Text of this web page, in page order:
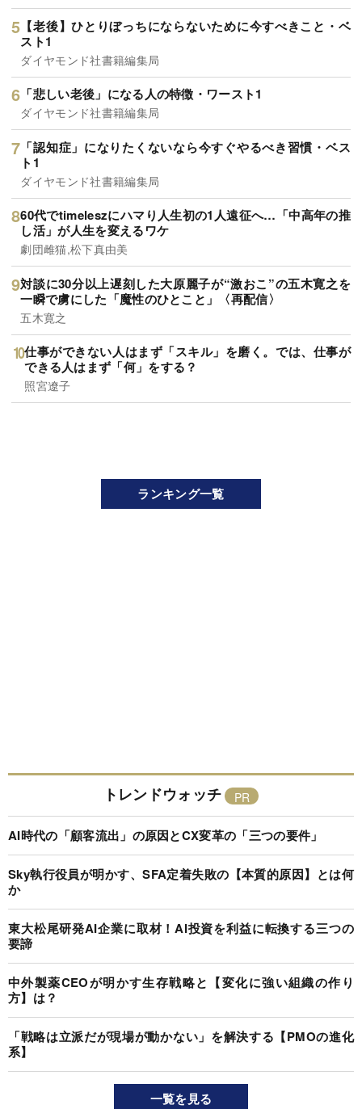
【老後】ひとりぼっちにならないために今すべきこと・ベ
スト1
ダイヤモンド社書籍編集局
「悲しい老後」になる人の特徴・ワースト1
ダイヤモンド社書籍編集局
「認知症」になりたくないなら今すぐやるべき習慣・ベス
ト1
ダイヤモンド社書籍編集局
60代でtimeleszにハマり人生初の1人遠征へ…「中高年の推
し活」が人生を変えるワケ
劇団雌猫,松下真由美
対談に30分以上遅刻した大原麗子が“激おこ”の五木寛之を
一瞬で虜にした「魔性のひとこと」〈再配信〉
五木寛之
仕事ができない人はまず「スキル」を磨く。では、仕事が
できる人はまず「何」をする？
照宮遼子
ランキング一覧
トレンドウォッチ
AI時代の「顧客流出」の原因とCX変革の「三つの要件」
Sky執行役員が明かす、SFA定着失敗の【本質的原因】とは何
か
東大松尾研発AI企業に取材！AI投資を利益に転換する三つの
要諦
中外製薬CEOが明かす生存戦略と【変化に強い組織の作り
方】は？
「戦略は立派だが現場が動かない」を解決する【PMOの進化
系】
一覧を見る